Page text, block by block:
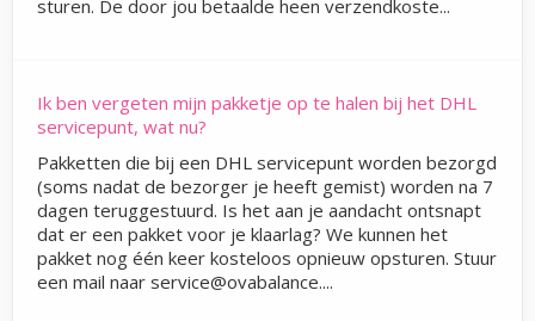
sturen. De door jou betaalde heen verzendkoste...
Ik ben vergeten mijn pakketje op te halen bij het DHL
servicepunt, wat nu?
Pakketten die bij een DHL servicepunt worden bezorgd
(soms nadat de bezorger je heeft gemist) worden na 7
dagen teruggestuurd. Is het aan je aandacht ontsnapt
dat er een pakket voor je klaarlag? We kunnen het
pakket nog één keer kosteloos opnieuw opsturen. Stuur
een mail naar service@ovabalance....